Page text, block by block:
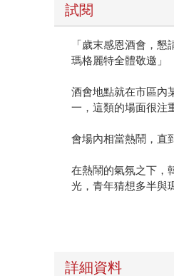
試閱
「歲末感恩酒會，懇
瑪格麗特全體敬邀」
酒會地點就在市區內
一，這類的場面很注
會場內相當熱鬧，直
在熱鬧的氣氛之下，
光，青年猜想多半與
「原來就是你們這
詳細資料